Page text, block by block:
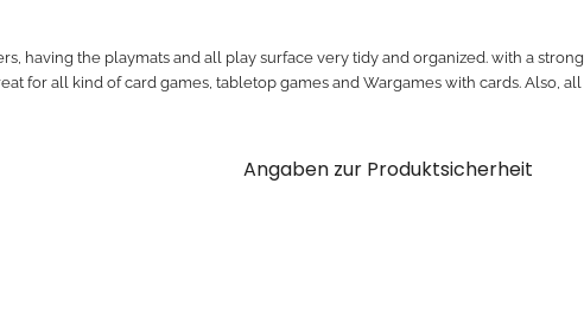
having the playmats and all play surface very tidy and organized. with a
for all kind of card games, tabletop games and Wargames with cards. Also,
Angaben zur Produktsicherheit